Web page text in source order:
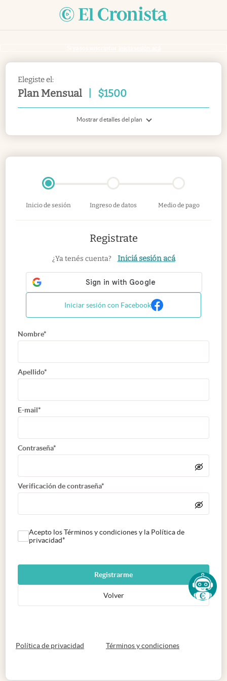
Elegiste el:
Plan Mensual $1500
Mostrar detalles del plan
Inicio de sesión Ingreso de datos Medio de pago
Registrate
¿Ya tenés cuenta? Iniciá sesión acá
Iniciar sesión con Facebook
Nombre*
Apellido*
E-mail*
Contraseña*
Verificación de contraseña*
Acepto los Términos y condiciones y la Política de
privacidad*
Registrarme
Volver
Política de privacidad abre en nueva pestaña
Términos y condicionesabre en nueva